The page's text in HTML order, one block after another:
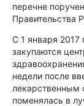
перечне
Правительства
С 1 января
закупаются
недели после
лекарственным
поменялась в